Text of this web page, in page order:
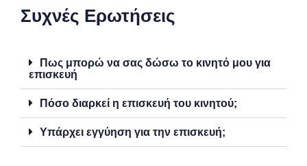
Συχνές Ερωτήσεις
Πως μπορώ να σας δώσω το κινητό μου για
επισκευή
Πόσο διαρκεί η επισκευή του κινητού;
Υπάρχει εγγύηση για την επισκευή;